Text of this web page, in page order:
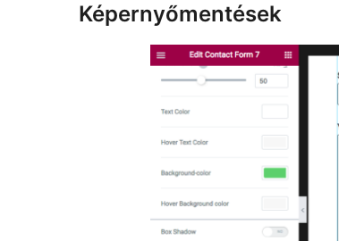
Képernyőmentések